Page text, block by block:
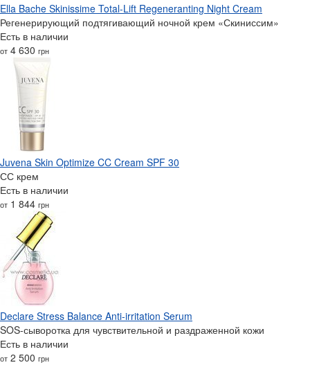
Ella Bache Skinissime Total-Lift Regeneranting Night Cream
Регенерирующий подтягивающий ночной крем «Скиниссим»
Есть в наличии
от 4 630 грн
Juvena Skin Optimize CC Cream SPF 30
СС крем
Есть в наличии
от 1 844 грн
Declare Stress Balance Anti-irritation Serum
SOS-сыворотка для чувствительной и раздраженной кожи
Есть в наличии
от 2 500 грн